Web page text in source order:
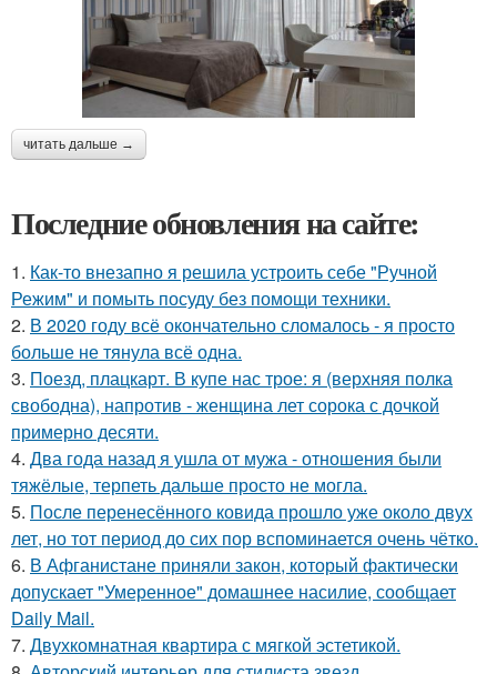
читать дальше →
Последние обновления на сайте:
1. Как-то внезапно я решила устроить себе "Ручной
Режим" и помыть посуду без помощи техники.
2. В 2020 году всё окончательно сломалось - я просто
больше не тянула всё одна.
3. Поезд, плацкарт. В купе нас трое: я (верхняя полка
свободна), напротив - женщина лет сорока с дочкой
примерно десяти.
4. Два года назад я ушла от мужа - отношения были
тяжёлые, терпеть дальше просто не могла.
5. После перенесённого ковида прошло уже около двух
лет, но тот период до сих пор вспоминается очень чётко.
6. В Афганистане приняли закон, который фактически
допускает "Умеренное" домашнее насилие, сообщает
Daily Mail.
7. Двухкомнатная квартира с мягкой эстетикой.